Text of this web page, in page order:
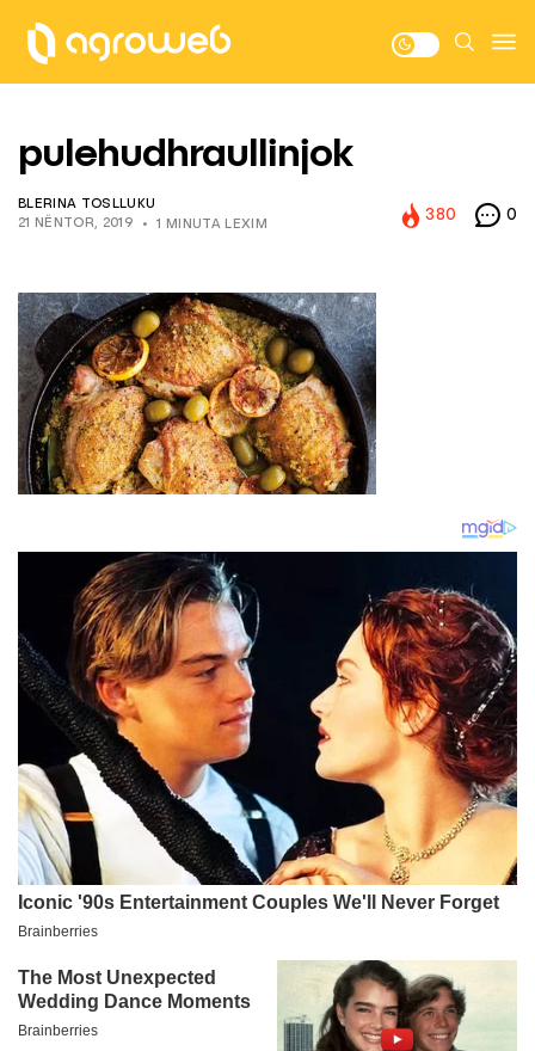
pulehudhraullinjok
BLERINA TOSLLUKU
21 NËNTOR, 2019
1 MINUTA LEXIM
380 0